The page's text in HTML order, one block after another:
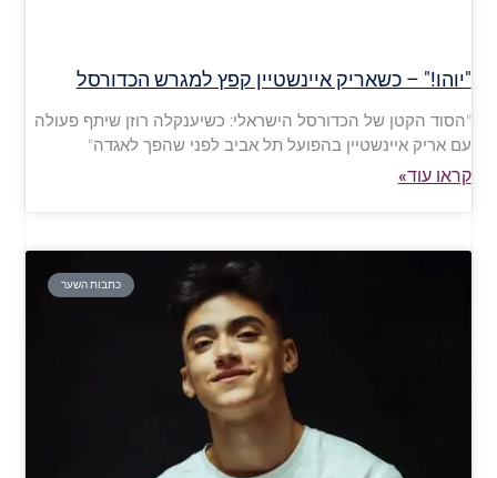
"יוהו!" – כשאריק איינשטיין קפץ למגרש הכדורסל
"הסוד הקטן של הכדורסל הישראלי: כשיענקלה רוזן שיתף פעולה
עם אריק איינשטיין בהפועל תל אביב לפני שהפך לאגדה"
קראו עוד»
כתבות השער